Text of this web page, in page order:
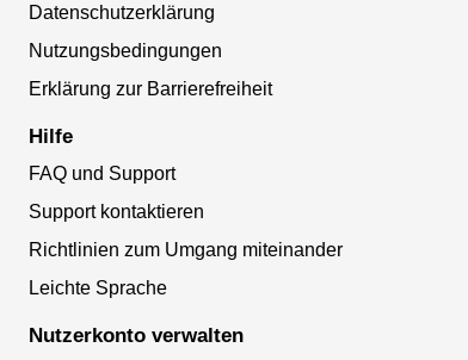
Datenschutzerklärung
Nutzungsbedingungen
Erklärung zur Barrierefreiheit
Hilfe
FAQ und Support
Support kontaktieren
Richtlinien zum Umgang miteinander
Leichte Sprache
Nutzerkonto verwalten